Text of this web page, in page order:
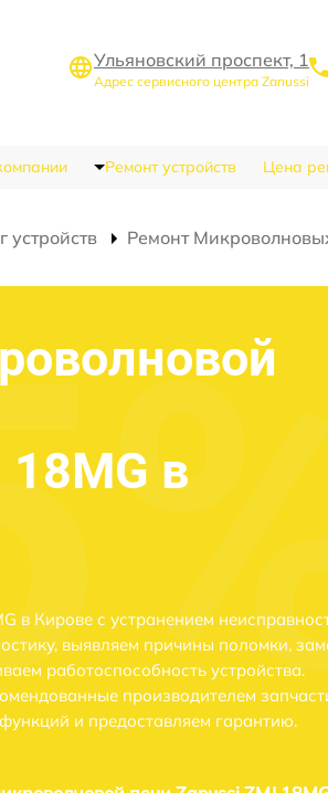
Ульяновский проспект, 1
Адрес сервисного центра Zanussi
Ремонт устройств Цена
устройств Ремонт
в
в Кирове с устранением
выявляем причины поломки,
работоспособность устройства.
производителем
и предоставляем гарантию.